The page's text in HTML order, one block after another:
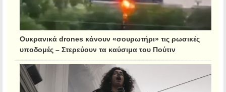
Ουκρανικά drones κάνουν «σουρωτήρι» τις ρωσικές
υποδομές – Στερεύουν τα καύσιμα του Πούτιν